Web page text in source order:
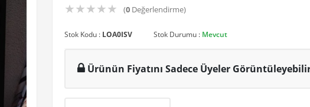
★★★★★ (0 Değerlendirme)
Stok Kodu : LOA0ISV Stok Durumu : Mevcut
Ürünün Fiyatını Sadece Üyeler